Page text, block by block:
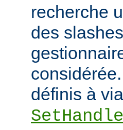
recherche
des
définis à